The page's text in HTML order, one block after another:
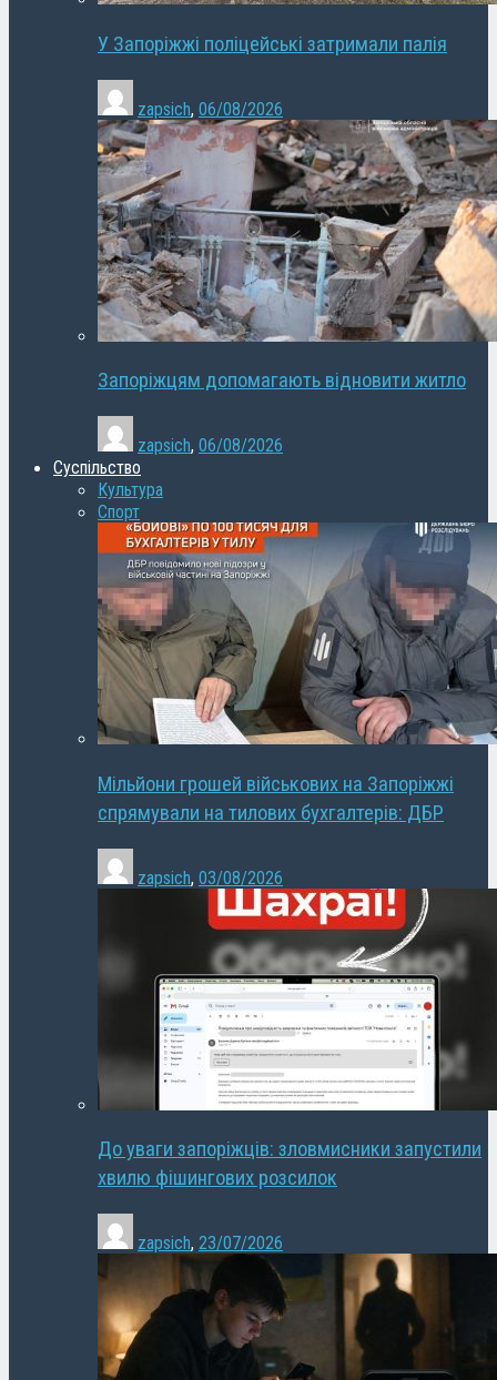
У Запоріжжі поліцейські затримали палія
zapsich, 06/08/2026
Запоріжцям допомагають відновити житло
zapsich, 06/08/2026
Суспільство
Культура
Спорт
Мільйони грошей військових на Запоріжжі
спрямували на тилових бухгалтерів: ДБР
zapsich, 03/08/2026
До уваги запоріжців: зловмисники запустили
хвилю фішингових розсилок
zapsich, 23/07/2026